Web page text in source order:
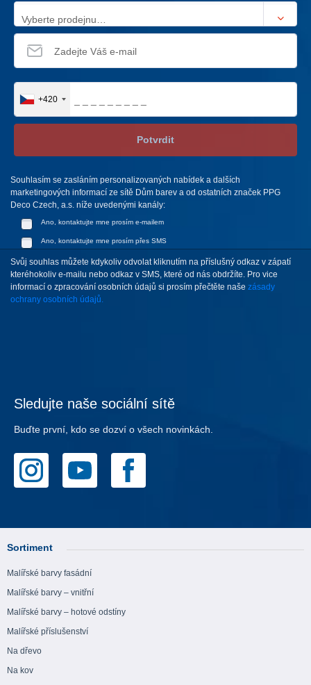
Vyberte prodejnu…
+420
Potvrdit
Souhlasím se zasláním personalizovaných nabídek a dalších
marketingových informací ze sítě Dům barev a od ostatních značek PPG
Deco Czech, a.s. níže uvedenými kanály:
Ano, kontaktujte mne prosím e-mailem
Ano, kontaktujte mne prosím přes SMS
Svůj souhlas můžete kdykoliv odvolat kliknutím na příslušný odkaz v zápatí
kteréhokoliv e-mailu nebo odkaz v SMS, které od nás obdržíte. Pro vice
informací o zpracování osobních údajů si prosím přečtěte naše zásady
ochrany osobních údajů.
Sledujte naše sociální sítě
Buďte první, kdo se dozví o všech novinkách.
Sortiment
Malířské barvy fasádní
Malířské barvy – vnitřní
Malířské barvy – hotové odstíny
Malířské příslušenství
Na dřevo
Na kov